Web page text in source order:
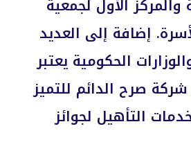
والمركز الأول لجمعية
إضافة إلى العديد
الحكومية يعتبر
صرح الدائم للتميز
التأهيل لجوائز